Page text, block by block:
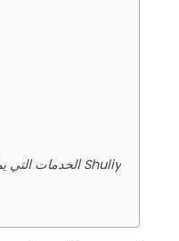
الخدمات التي يمكنك الاستمتاع بها في خط إنتاج الفحم على شكل قرص العسل Shuliy